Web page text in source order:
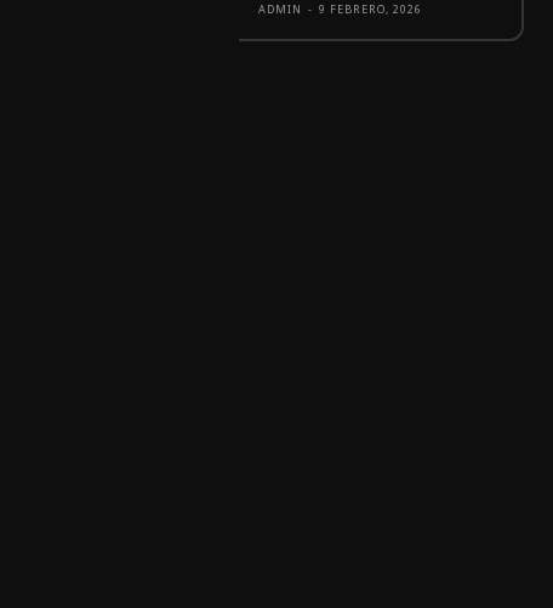
ADMIN - 9 FEBRERO, 2026